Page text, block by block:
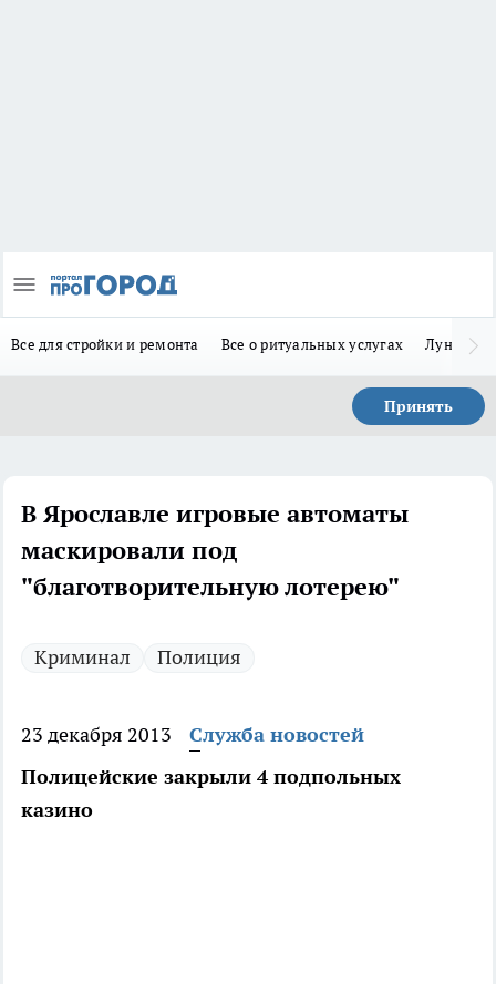
Все для стройки и ремонта Все о ритуальных услугах Лунно-
Принять
В Ярославле игровые автоматы
маскировали под
"благотворительную лотерею"
Криминал Полиция
23 декабря 2013
Служба новостей
Полицейские закрыли 4 подпольных
казино